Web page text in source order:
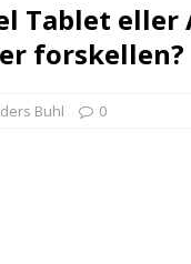
Tablet eller
forskellen?
Buhl 0